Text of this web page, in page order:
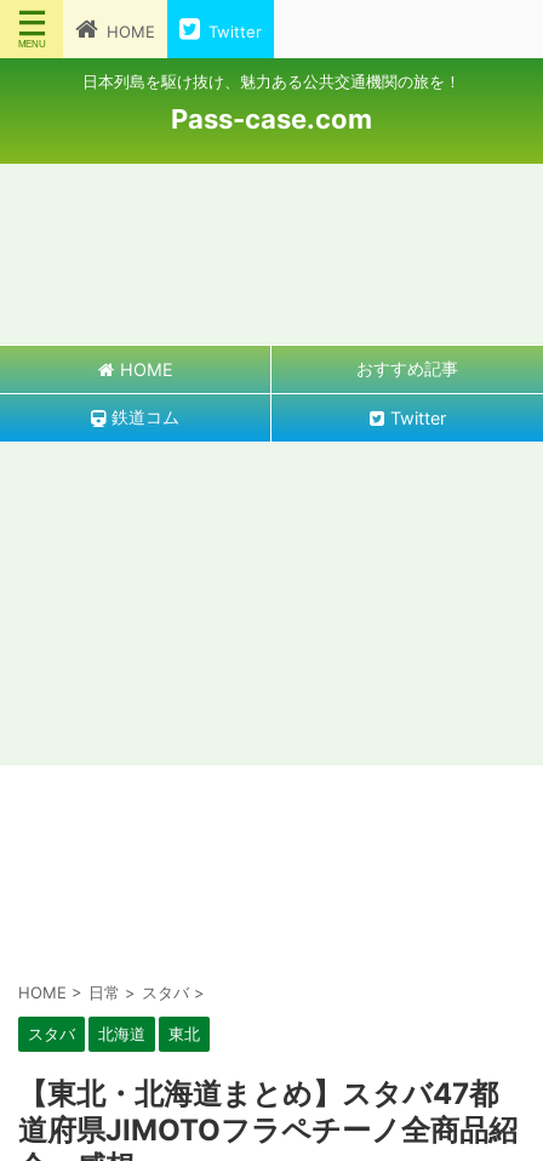
HOME Twitter
日本列島を駆け抜け、魅力ある公共交通機関の旅を！
Pass-case.com
HOME おすすめ記事
鉄道コム Twitter
HOME > 日常 > スタバ >
スタバ 北海道 東北
【東北・北海道まとめ】スタバ47都
道府県JIMOTOフラペチーノ全商品紹